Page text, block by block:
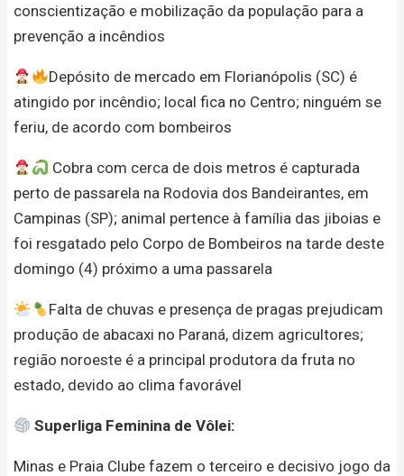
conscientização e mobilização da população para a
prevenção a incêndios
Depósito de mercado em Florianópolis (SC) é
atingido por incêndio; local fica no Centro; ninguém se
feriu, de acordo com bombeiros
Cobra com cerca de dois metros é capturada
perto de passarela na Rodovia dos Bandeirantes, em
Campinas (SP); animal pertence à família das jiboias e
foi resgatado pelo Corpo de Bombeiros na tarde deste
domingo (4) próximo a uma passarela
Falta de chuvas e presença de pragas prejudicam
produção de abacaxi no Paraná, dizem agricultores;
região noroeste é a principal produtora da fruta no
estado, devido ao clima favorável
Superliga Feminina de Vôlei:
Minas e Praia Clube fazem o terceiro e decisivo jogo da